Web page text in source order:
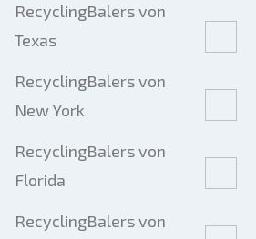
RecyclingBalers von
Texas
RecyclingBalers von
New York
RecyclingBalers von
Florida
RecyclingBalers von